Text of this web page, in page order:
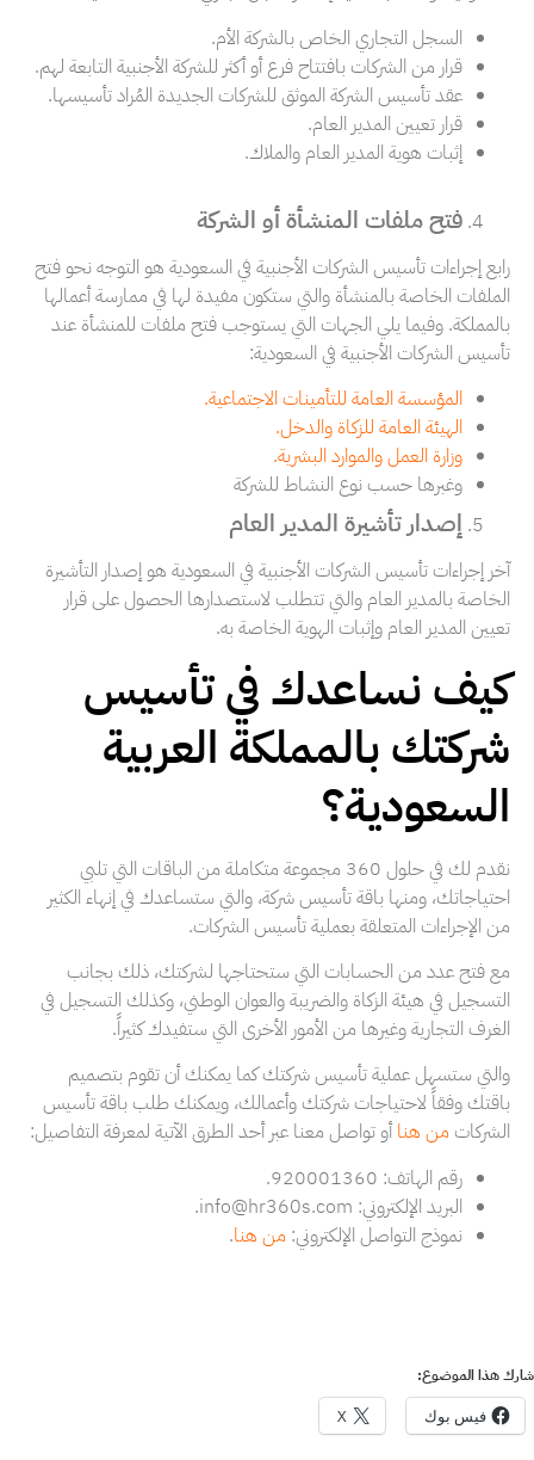
السجل التجاري الخاص بالشركة الأم.
قرار من الشركات بافتتاح فرع أو أكثر للشركة الأجنبية التابعة لهم.
عقد تأسيس الشركة الموثق للشركات الجديدة المُراد تأسيسها.
قرار تعيين المدير العام.
إثبات هوية المدير العام والملاك.
فتح ملفات المنشأة أو الشركة
رابع إجراءات تأسيس الشركات الأجنبية في السعودية هو التوجه نحو فتح
الملفات الخاصة بالمنشأة والتي ستكون مفيدة لها في ممارسة أعمالها
بالمملكة. وفيما يلي الجهات التي يستوجب فتح ملفات للمنشأة عند
تأسيس الشركات الأجنبية في السعودية:
المؤسسة العامة للتأمينات الاجتماعية.
الهيئة العامة للزكاة والدخل.
وزارة العمل والموارد البشرية.
وغبرها حسب نوع النشاط للشركة
إصدار تأشيرة المدير العام
آخر إجراءات تأسيس الشركات الأجنبية في السعودية هو إصدار التأشيرة
الخاصة بالمدير العام والتي تتطلب لاستصدارها الحصول على قرار
تعيين المدير العام وإثبات الهوية الخاصة به.
كيف نساعدك في تأسيس
شركتك بالمملكة العربية
السعودية؟
نقدم لك في حلول 360 مجموعة متكاملة من الباقات التي تلبي
احتياجاتك، ومنها باقة تأسيس شركة، والتي ستساعدك في إنهاء الكثير
من الإجراءات المتعلقة بعملية تأسيس الشركات.
مع فتح عدد من الحسابات التي ستحتاجها لشركتك، ذلك بجانب
التسجيل في هيئة الزكاة والضريبة والعوان الوطني، وكذلك التسجيل في
الغرف التجارية وغيرها من الأمور الأخرى التي ستفيدك كثيراً.
والتي ستسهل عملية تأسيس شركتك كما يمكنك أن تقوم بتصميم
باقتك وفقاً لاحتياجات شركتك وأعمالك، ويمكنك طلب باقة تأسيس
الشركاتمن هناأو تواصل معنا عبر أحد الطرق الآتية لمعرفة التفاصيل:
رقم الهاتف: 920001360.
البريد الإلكتروني: info@hr360s.com.
نموذج التواصل الإلكتروني: من هنا.
شارك هذا الموضوع:
فيس بوك
X